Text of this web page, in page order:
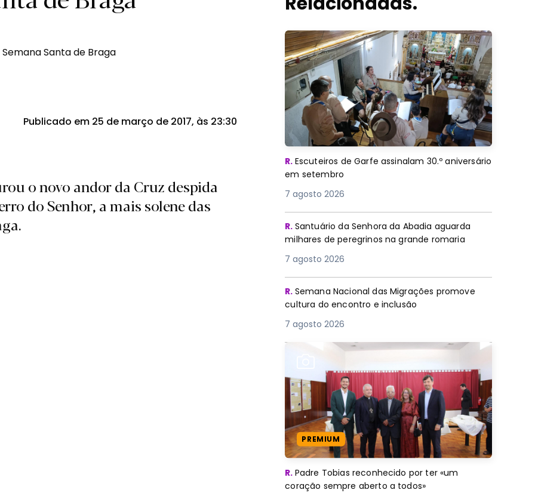
Publicado em 25 de março de 2017, às 23:30
o novo andor da Cruz despida
do Senhor, a mais solene das
R. Escuteiros de Garfe assinalam 30.º aniversário
em setembro
7 agosto 2026
R. Santuário da Senhora da Abadia aguarda
milhares de peregrinos na grande romaria
7 agosto 2026
R. Semana Nacional das Migrações promove
cultura do encontro e inclusão
7 agosto 2026
PREMIUM
R. Padre Tobias reconhecido por ter «um
coração sempre aberto a todos»